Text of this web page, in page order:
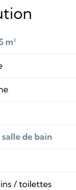
m²
de bain
/ toilettes